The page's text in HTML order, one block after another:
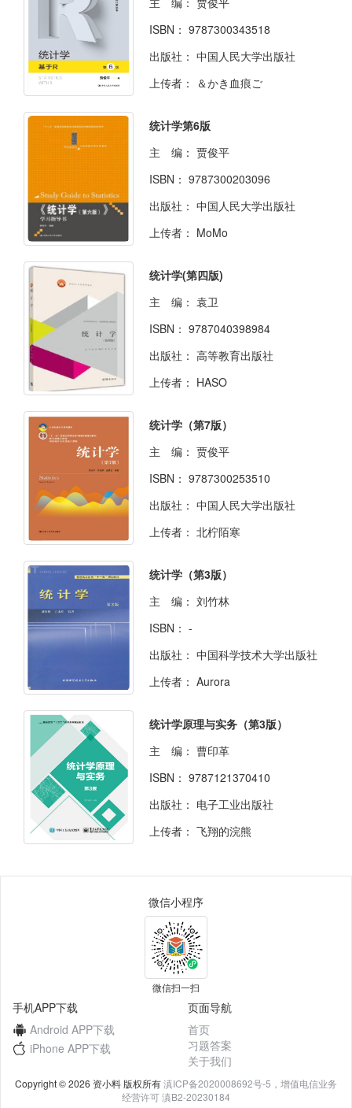
ISBN： 9787300343518
出版社： 中国人民大学出版社
上传者：
＆かき血痕ご
统计学第6版
主 编： 贾俊平
ISBN： 9787300203096
出版社： 中国人民大学出版社
上传者： MoMo
统计学(第四版)
主 编： 袁卫
ISBN： 9787040398984
出版社： 高等教育出版社
上传者： HASO
统计学（第7版）
主 编： 贾俊平
ISBN： 9787300253510
出版社： 中国人民大学出版社
上传者： 北柠陌寒
统计学（第3版）
主 编： 刘竹林
ISBN： -
出版社： 中国科学技术大学出版社
上传者： Aurora
统计学原理与实务（第3版）
主 编： 曹印革
ISBN： 9787121370410
出版社： 电子工业出版社
上传者： 飞翔的浣熊
微信小程序
微信扫一扫
手机APP下载
Android APP下载
iPhone APP下载
页面导航
首页
习题答案
关于我们
Copyright © 2026 资小料 版权所有滇ICP备2020008692号-5，增值电信业务
经营许可 滇B2-20230184